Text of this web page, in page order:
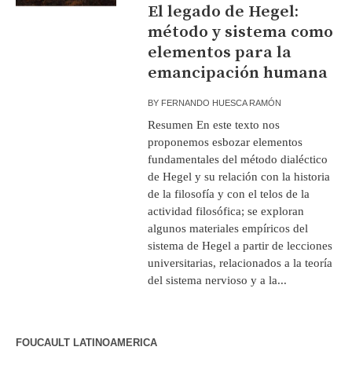
El legado de Hegel:
método y sistema como
elementos para la
emancipación humana
BY FERNANDO HUESCA RAMÓN
Resumen En este texto nos
proponemos esbozar elementos
fundamentales del método dialéctico
de Hegel y su relación con la historia
de la filosofía y con el telos de la
actividad filosófica; se exploran
algunos materiales empíricos del
sistema de Hegel a partir de lecciones
universitarias, relacionados a la teoría
del sistema nervioso y a la...
FOUCAULT LATINOAMERICA